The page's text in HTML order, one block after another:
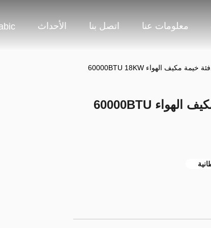
معلومات عنا اتصل بنا الأحداث
R410A المبرد المبرد التدفئة خيمة مكيف الهواء 60000BTU